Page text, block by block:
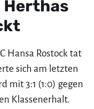
Herthas
Hansa Rostock tat
sich am letzten
mit 3:1 (1:0) gegen
Klassenerhalt.